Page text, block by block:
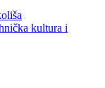
kultura i